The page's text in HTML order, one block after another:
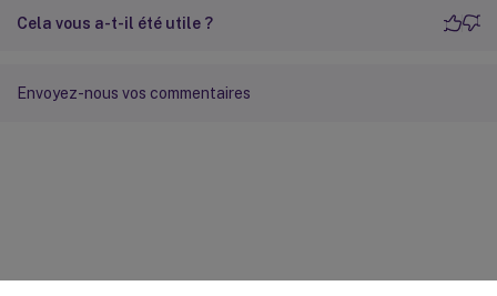
Cela vous a-t-il été utile ?
Envoyez-nous vos commentaires